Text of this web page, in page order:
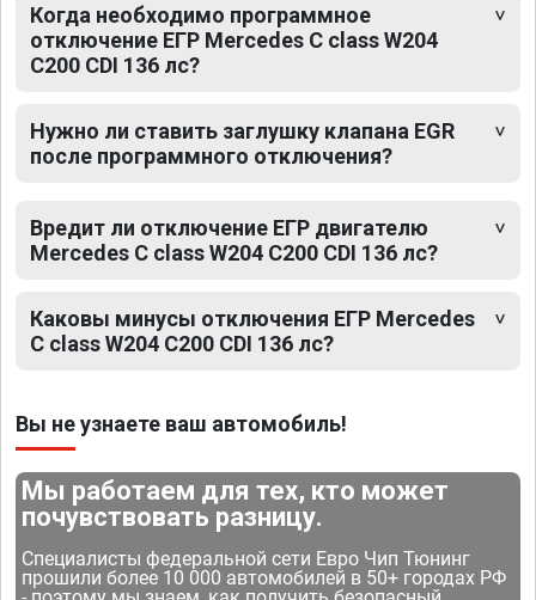
Когда необходимо программное
отключение ЕГР Mercedes C class W204
C200 CDI 136 лс?
Нужно ли ставить заглушку клапана EGR
после программного отключения?
Вредит ли отключение ЕГР двигателю
Mercedes C class W204 C200 CDI 136 лс?
Каковы минусы отключения ЕГР Mercedes
C class W204 C200 CDI 136 лс?
Вы не узнаете ваш автомобиль!
Мы работаем для тех, кто может
почувствовать разницу.
Специалисты федеральной сети Евро Чип Тюнинг
прошили более 10 000 автомобилей в 50+ городах РФ